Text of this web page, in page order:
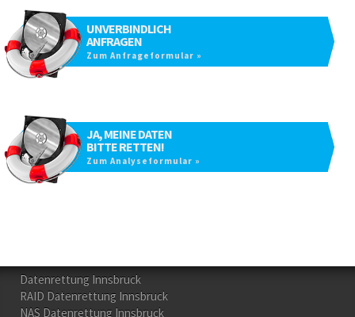
UNVERBINDLICH
ANFRAGEN
Zum Anfrageformular »
JA, MEINE DATEN
BITTE RETTEN!
Zum Analyseformular »
Datenrettung Innsbruck
RAID Datenrettung Innsbruck
NAS Datenrettung Innsbruck